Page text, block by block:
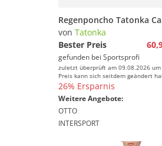
von Tatonka
Bester Preis
gefunden bei Sportsprofi
zuletzt überprüft am 09.08.2026
Preis kann sich seitdem geändert
26% Ersparnis
Weitere Angebote:
OTTO
INTERSPORT